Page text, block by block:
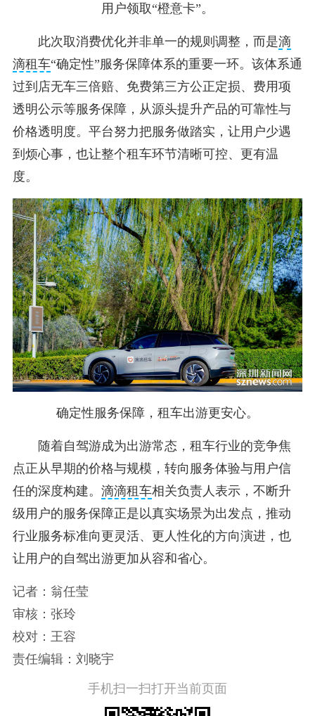
用户领取“橙意卡”。
此次取消费优化并非单一的规则调整，而是滴
滴租车“确定性”服务保障体系的重要一环。该体系通
过到店无车三倍赔、免费第三方公正定损、费用项
透明公示等服务保障，从源头提升产品的可靠性与
价格透明度。平台努力把服务做踏实，让用户少遇
到烦心事，也让整个租车环节清晰可控、更有温
度。
确定性服务保障，租车出游更安心。
随着自驾游成为出游常态，租车行业的竞争焦
点正从早期的价格与规模，转向服务体验与用户信
任的深度构建。 滴滴租车相关负责人表示，不断升
级用户的服务保障正是以真实场景为出发点，推动
行业服务标准向更灵活、更人性化的方向演进，也
让用户的自驾出游更加从容和省心。
记者：翁任莹
审核：张玲
校对：王容
责任编辑：刘晓宇
手机扫一扫打开当前页面